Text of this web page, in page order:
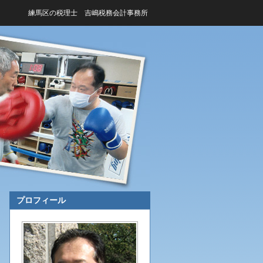
練馬区の税理士 吉嶋税務会計事務所
プロフィール